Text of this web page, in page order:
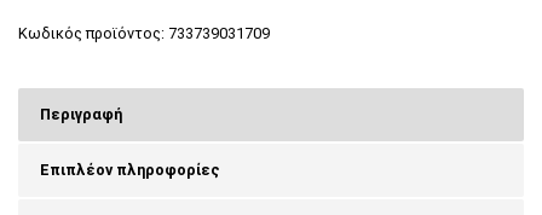
Κωδικός προϊόντος: 733739031709
Περιγραφή
Επιπλέον πληροφορίες